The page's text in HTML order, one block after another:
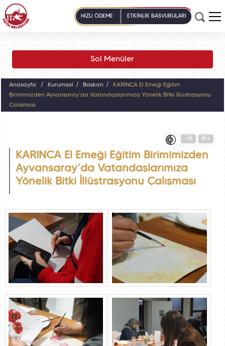
HIZLI ÖDEME ETKİNLİK BAŞVURULARI
Sol Menüler
Anasayfa Kurumsal Başkan
KARINCA El Emeği Eğitim
Birimimizden Ayvansaray’da Vatandaşlarımıza Yönelik Bitki İllüstrasyonu
Çalışması
-A A+
KARINCA El Emeği Eğitim Birimimizden
Ayvansaray’da Vatandaşlarımıza
Yönelik Bitki İllüstrasyonu Çalışması